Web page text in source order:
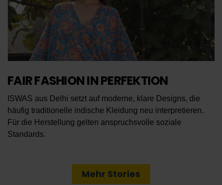
FAIR FASHION IN PERFEKTION
ISWAS aus Delhi setzt auf moderne, klare Designs, die
häufig traditionelle indische Kleidung neu interpretieren.
Für die Herstellung gelten anspruchsvolle soziale
Standards.
Mehr Stories